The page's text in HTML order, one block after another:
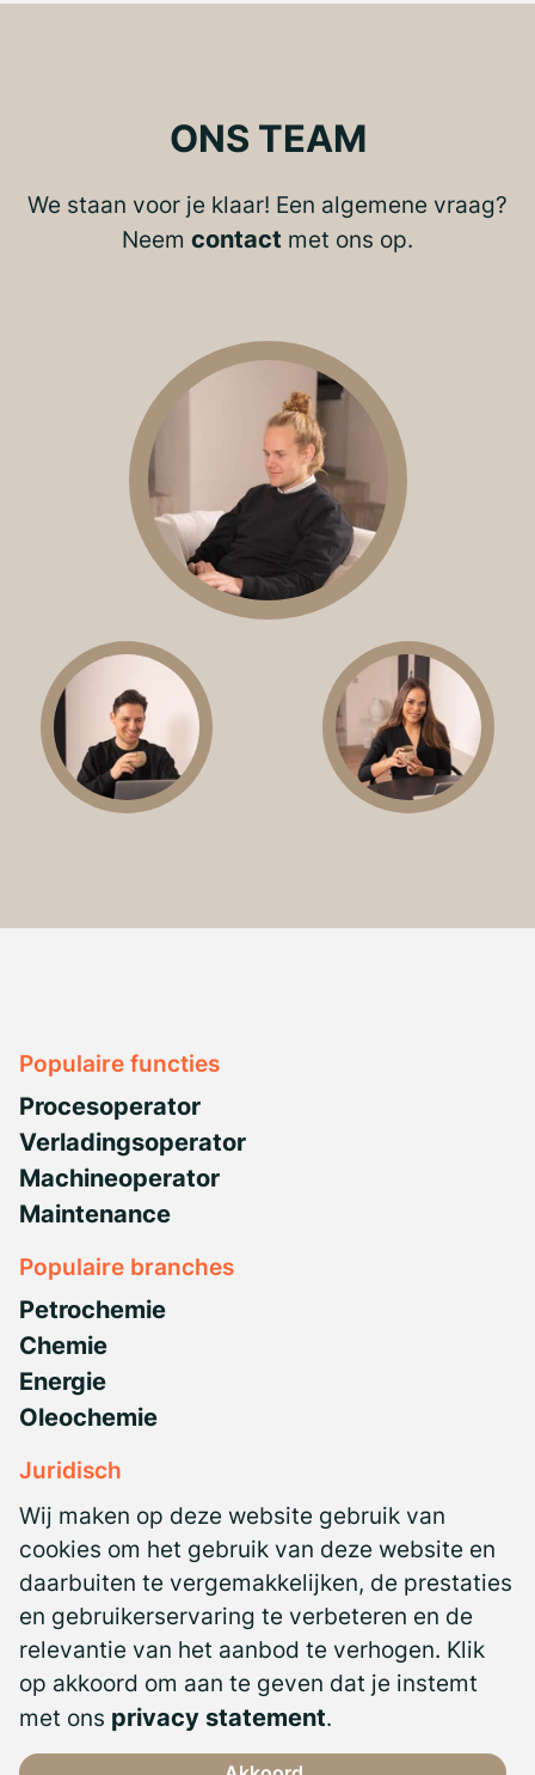
ONS TEAM
We staan voor je klaar! Een algemene vraag?
Neem contact met ons op.
Populaire functies
Procesoperator
Verladingsoperator
Machineoperator
Maintenance
Populaire branches
Petrochemie
Chemie
Energie
Oleochemie
Juridisch
Privacyverklaring
NBBU CAO
Antidiscriminatiebeleid
Algemene voorwaarden
Certificeringen
Wij maken op deze website gebruik van
cookies om het gebruik van deze website en
daarbuiten te vergemakkelijken, de prestaties
en gebruikerservaring te verbeteren en de
relevantie van het aanbod te verhogen. Klik
op akkoord om aan te geven dat je instemt
met ons privacy statement.